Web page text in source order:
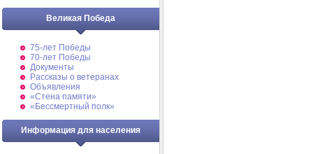
Великая Победа
75-лет Победы
70-лет Победы
Документы
Рассказы о ветеранах
Объявления
«Стена памяти»
«Бессмертный полк»
Информация для населения